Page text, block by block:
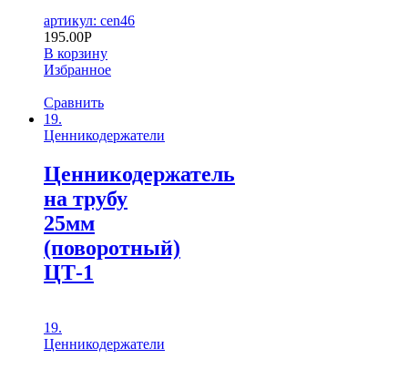
артикул: cen46
195.00Р
В корзину
Избранное
Сравнить
19.
Ценникодержатели
Ценникодержатель
на трубу
25мм
(поворотный)
ЦТ-1
19.
Ценникодержатели